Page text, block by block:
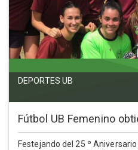
DEPORTES UB
Fútbol UB Femenino
Festejando del 25 º